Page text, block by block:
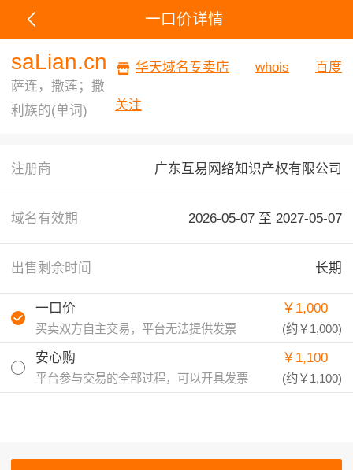
一口价详情
saLian.cn
萨连，撒莲；撒
利族的(单词)
华天域名专卖店 whois 百度
关注
注册商 广东互易网络知识产权有限公司
域名有效期 2026-05-07 至 2027-05-07
出售剩余时间 长期
一口价
买卖双方自主交易，平台无法提供发票
￥1,000
(约￥1,000)
安心购
平台参与交易的全部过程，可以开具发票
￥1,100
(约￥1,100)